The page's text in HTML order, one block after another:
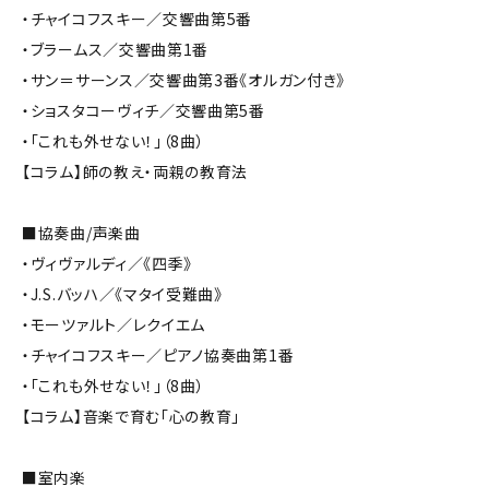
・チャイコフスキー／交響曲第5番
・ブラームス／交響曲第1番
・サン＝サーンス／交響曲第3番《オルガン付き》
・ショスタコーヴィチ／交響曲第5番
・「これも外せない！」（8曲）
【コラム】師の教え・両親の教育法
■協奏曲/声楽曲
・ヴィヴァルディ／《四季》
・J.S.バッハ／《マタイ受難曲》
・モーツァルト／レクイエム
・チャイコフスキー／ピアノ協奏曲第1番
・「これも外せない！」（8曲）
【コラム】音楽で育む「心の教育」
■室内楽